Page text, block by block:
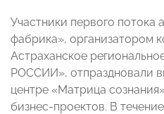
Участники первого потока
фабрика», организатором
Астраханское
РОССИИ», отпраздновали
центре «Матрица
бизнес-проектов. В